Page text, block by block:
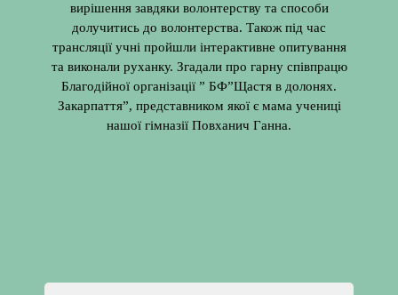
вирішення завдяки волонтерству та способи
долучитись до волонтерства. Також під час
трансляції учні пройшли інтерактивне опитування
та виконали руханку. Згадали про гарну співпрацю
Благодійної організації ” БФ”Щастя в долонях.
Закарпаття”, представником якої є мама учениці
нашої гімназії Повханич Ганна.